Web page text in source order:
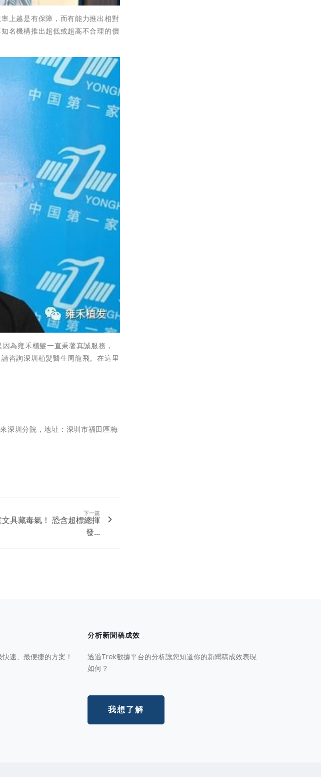
上越是有保障，而有能力推出相對
名機構推出超低或超高不合理的價
為雍禾植髮一直秉著真誠服務，
咨詢深圳植髮醫生周龍飛。在這里
圳分院，地址：深圳市福田區梅
下一篇
具藏毒氣！ 恐含超標總揮
發...
速、最便捷的方案！
分析新聞稿成效
透過Trek數據平台的分析讓您知道你的新聞稿成效表現
如何？
我想了解